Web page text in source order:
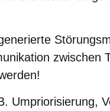
Umpriorisierung,